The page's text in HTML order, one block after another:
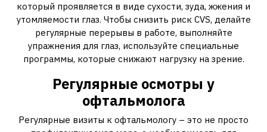
который проявляется в виде сухости, зуда, жжения и
утомляемости глаз. Чтобы снизить риск CVS, делайте
регулярные перерывы в работе, выполняйте
упражнения для глаз, используйте специальные
программы, которые снижают нагрузку на зрение.
Регулярные осмотры у
офтальмолога
Регулярные визиты к офтальмологу – это не просто